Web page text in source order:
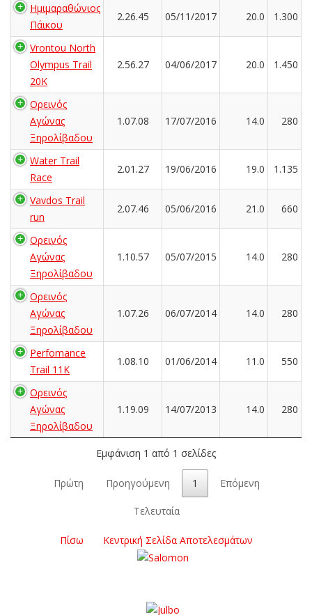
Ημιμαραθώνιος
Πάικου
2.26.45 05/11/2017 20.0 1.300
Vrontou North
Olympus Trail
20K
2.56.27 04/06/2017 20.0 1.450
Ορεινός
Αγώνας
Ξηρολίβαδου
1.07.08 17/07/2016 14.0 280
Water Trail
Race
2.01.27 19/06/2016 19.0 1.135
Vavdos Trail
run
2.07.46 05/06/2016 21.0 660
Ορεινός
Αγώνας
Ξηρολίβαδου
1.10.57 05/07/2015 14.0 280
Ορεινός
Αγώνας
Ξηρολίβαδου
1.07.26 06/07/2014 14.0 280
Perfomance
Trail 11K
1.08.10 01/06/2014 11.0 550
Ορεινός
Αγώνας
Ξηρολίβαδου
1.19.09 14/07/2013 14.0 280
Εμφάνιση 1 από 1 σελίδες
Πρώτη Προηγούμενη 1 Επόμενη
Τελευταία
Πίσω Κεντρική Σελίδα Αποτελεσμάτων